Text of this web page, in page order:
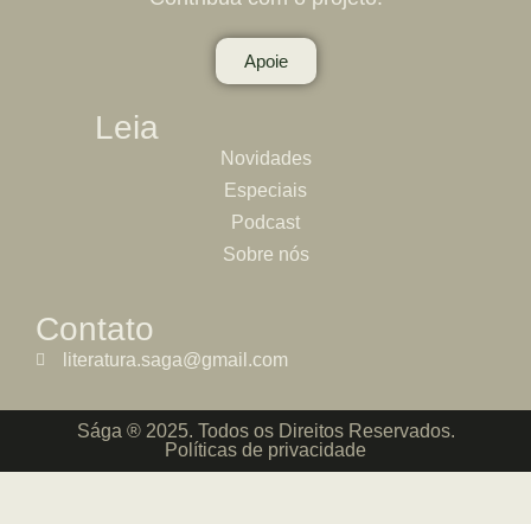
Apoie
Leia
Novidades
Especiais
Podcast
Sobre nós
Contato
literatura.saga@gmail.com
Sága ® 2025. Todos os Direitos Reservados.
Políticas de privacidade